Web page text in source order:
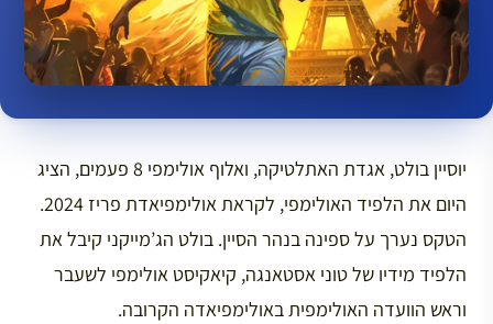
יוסיין בולט, אגדת האתלטיקה, ואלוף אולימפי 8 פעמים, הציג
היום את הלפיד האולימפי, לקראת אולימפיאדת פריז 2024.
הטקס נערך על ספינה בנהר הסיין. בולט הג’מייקני קיבל את
הלפיד מידיו של טוני אסטאנגה, קיאקיסט אולימפי לשעבר
וראש הוועדה האולימפית באולימפיאדה הקרובה.